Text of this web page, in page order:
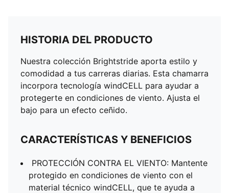
HISTORIA DEL PRODUCTO
Nuestra colección Brightstride aporta estilo y
comodidad a tus carreras diarias. Esta chamarra
incorpora tecnología windCELL para ayudar a
protegerte en condiciones de viento. Ajusta el
bajo para un efecto ceñido.
CARACTERÍSTICAS Y BENEFICIOS
PROTECCIÓN CONTRA EL VIENTO: Mantente
protegido en condiciones de viento con el
material técnico windCELL, que te ayuda a